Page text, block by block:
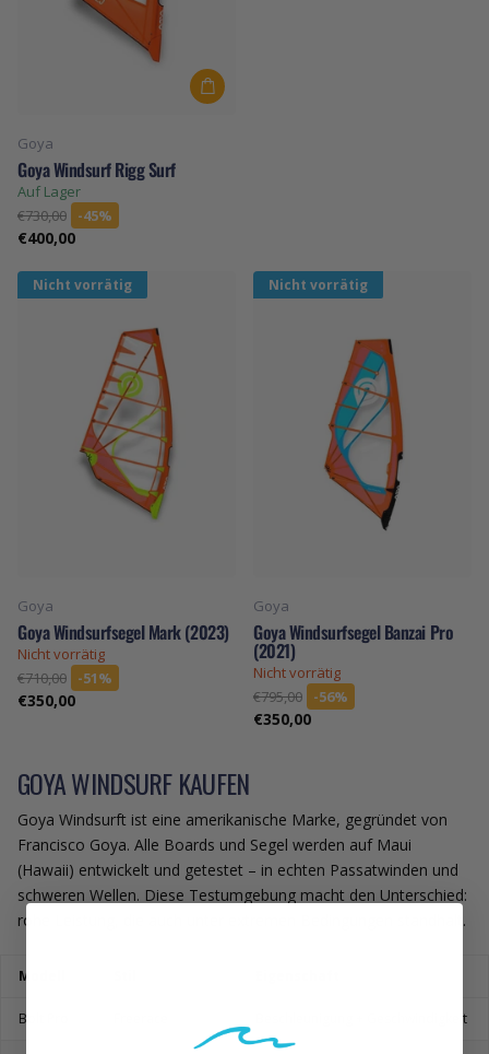
Goya
Goya Windsurf Rigg Surf
Auf Lager
€730,00
-45%
€400,00
Nicht vorrätig
Goya
Goya Windsurfsegel Mark (2023)
Nicht vorrätig
€710,00
-51%
€350,00
Nicht vorrätig
Goya
Goya Windsurfsegel Banzai Pro
(2021)
Nicht vorrätig
€795,00
-56%
€350,00
GOYA WINDSURF KAUFEN
Goya Windsurft ist eine amerikanische Marke, gegründet von
Francisco Goya. Alle Boards und Segel werden auf Maui
(Hawaii) entwickelt und getestet – in echten Passatwinden und
schweren Wellen. Diese Testumgebung macht den Unterschied:
rohe Leistung, die auch unter extremen Bedingungen standhalt.
Modell
Bolt Pro Beschleunigung + Geschwindigkeit